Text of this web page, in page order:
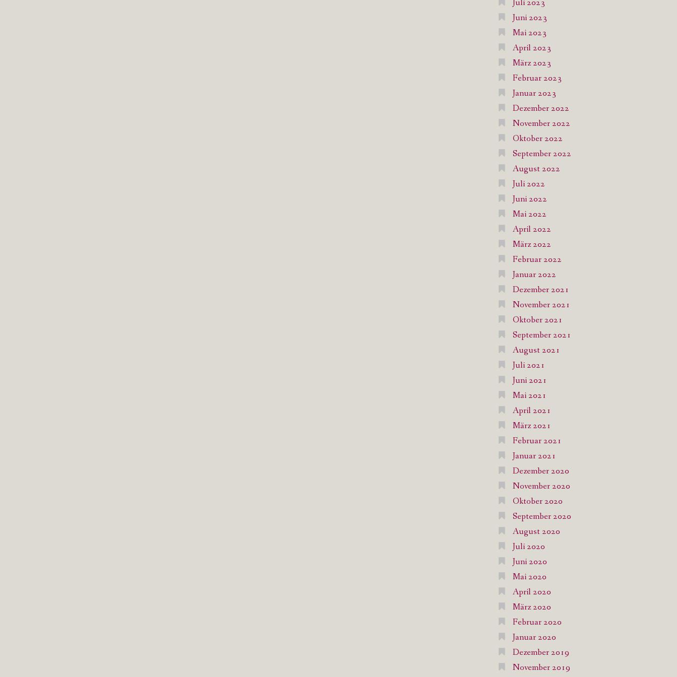
Juli 2023
Juni 2023
Mai 2023
April 2023
März 2023
Februar 2023
Januar 2023
Dezember 2022
November 2022
Oktober 2022
September 2022
August 2022
Juli 2022
Juni 2022
Mai 2022
April 2022
März 2022
Februar 2022
Januar 2022
Dezember 2021
November 2021
Oktober 2021
September 2021
August 2021
Juli 2021
Juni 2021
Mai 2021
April 2021
März 2021
Februar 2021
Januar 2021
Dezember 2020
November 2020
Oktober 2020
September 2020
August 2020
Juli 2020
Juni 2020
Mai 2020
April 2020
März 2020
Februar 2020
Januar 2020
Dezember 2019
November 2019